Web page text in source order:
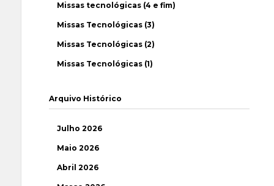
Missas tecnológicas (4 e fim)
Missas Tecnológicas (3)
Missas Tecnológicas (2)
Missas Tecnológicas (1)
Arquivo Histórico
Julho 2026
Maio 2026
Abril 2026